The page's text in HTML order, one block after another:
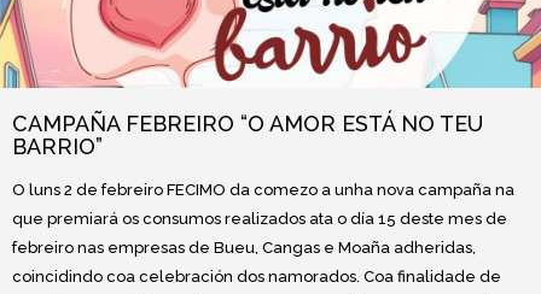
CAMPAÑA FEBREIRO “O AMOR ESTÁ NO TEU
BARRIO”
O luns 2 de febreiro FECIMO da comezo a unha nova campaña na
que premiará os consumos realizados ata o día 15 deste mes de
febreiro nas empresas de Bueu, Cangas e Moaña adheridas,
coincidindo coa celebración dos namorados. Coa finalidade de